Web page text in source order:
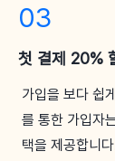
03
첫 결제 20%
가입을 보다 쉽
를 통한 가입자
택을 제공합니